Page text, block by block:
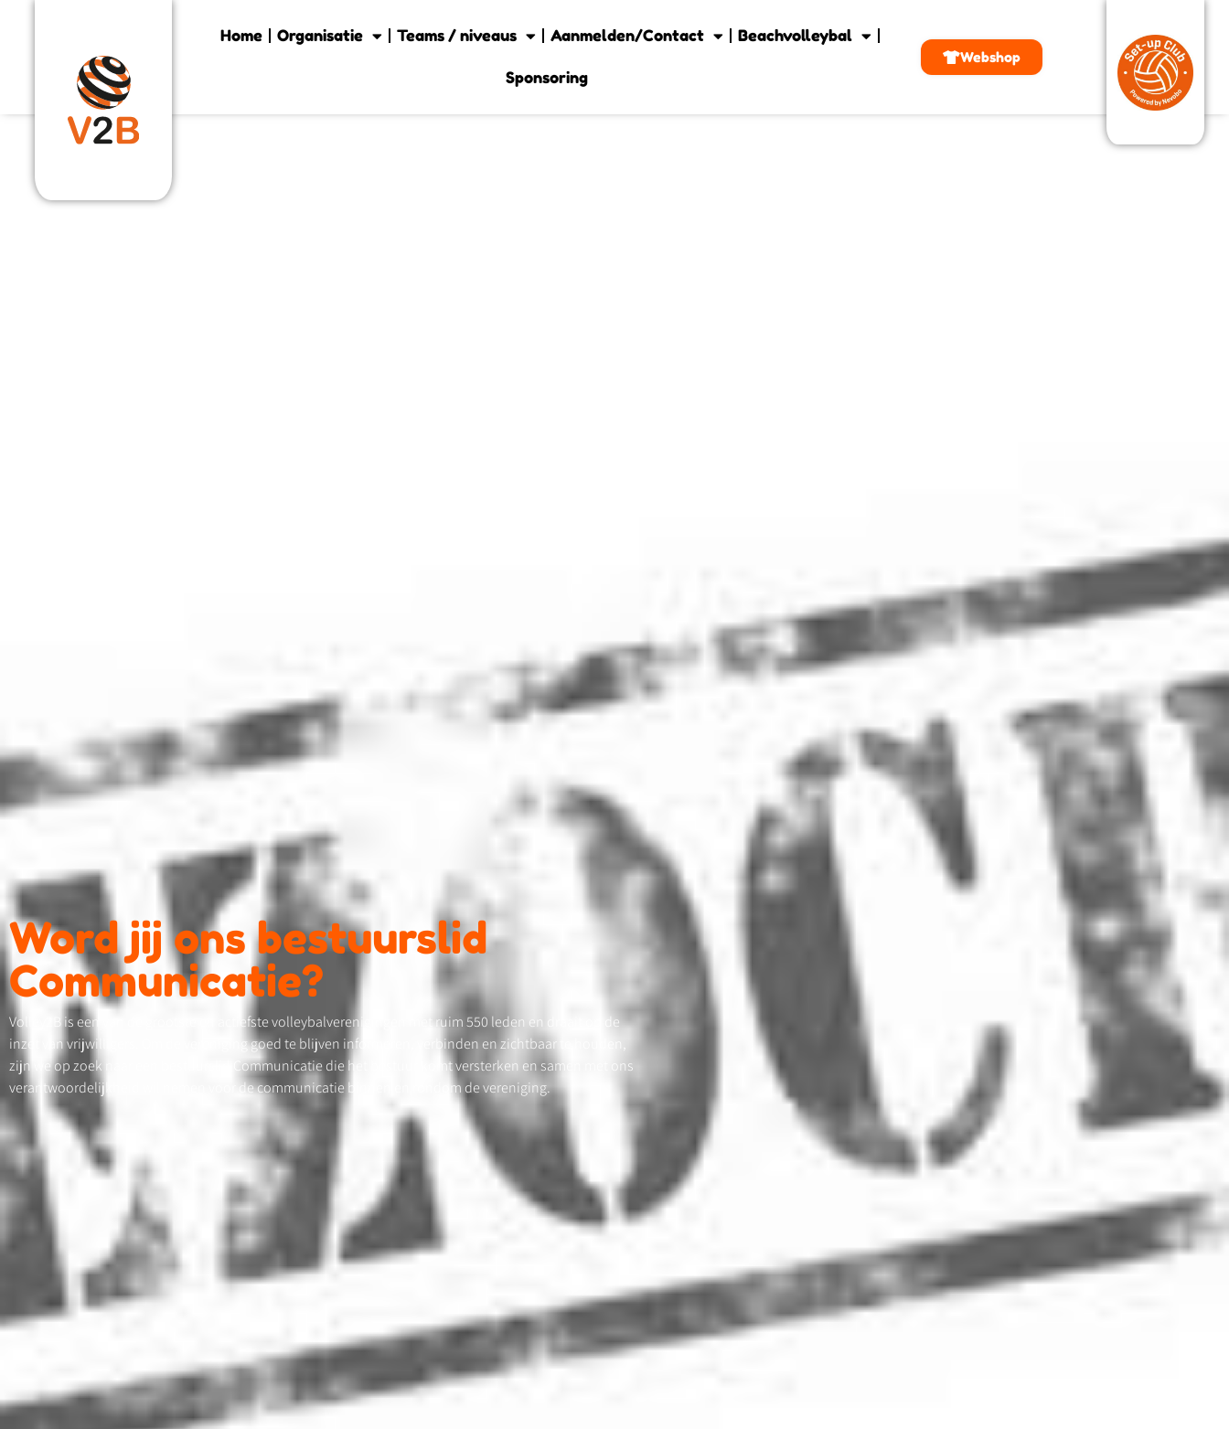
Home Organisatie Teams / niveaus Aanmelden/Contact Beachvolleybal
Sponsoring
Webshop
Word jij ons bestuurslid
Communicatie?
Volley2B is een van de grootste en actiefste volleybalverenigingen met ruim 550 leden en draait op de
inzet van vrijwilligers. Om de vereniging goed te blijven informeren, verbinden en zichtbaar te houden,
zijn we op zoek naar een bestuurslid Communicatie die het bestuur komt versterken en samen met ons
verantwoordelijkheid wil nemen voor de communicatie binnen en rondom de vereniging.